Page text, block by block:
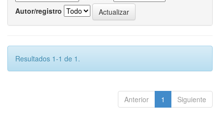
Autor/registro
Resultados 1-1 de 1.
Anterior 1 Siguiente